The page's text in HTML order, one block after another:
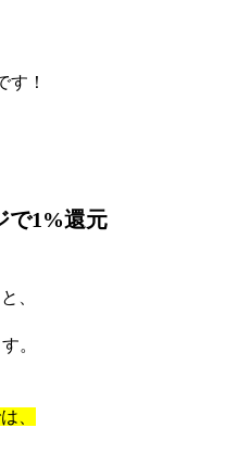
す！
で1%還元
、
。
、